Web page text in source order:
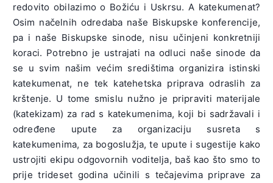
redovito obilazimo o Božiću i Uskrsu. A katekumenat?
Osim načelnih odredaba naše Biskupske konferencije,
pa i naše Biskupske sinode, nisu učinjeni konkretniji
koraci. Potrebno je ustrajati na odluci naše sinode da
se u svim našim većim središtima organizira istinski
katekumenat, ne tek katehetska priprava odraslih za
krštenje. U tome smislu nužno je pripraviti materijale
(katekizam) za rad s katekumenima, koji bi sadržavali i
određene upute za organizaciju susreta s
katekumenima, za bogoslužja, te upute i sugestije kako
ustrojiti ekipu odgovornih voditelja, baš kao što smo to
prije trideset godina učinili s tečajevima priprave za